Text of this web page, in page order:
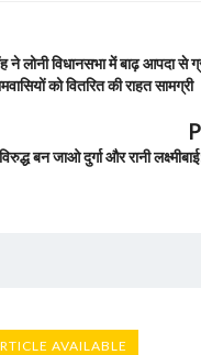
लोनी विधानसभा में बाढ़ आपदा से
को वितरित की राहत सामग्री
बन जाओ दुर्गा और रानी
AVAILABLE